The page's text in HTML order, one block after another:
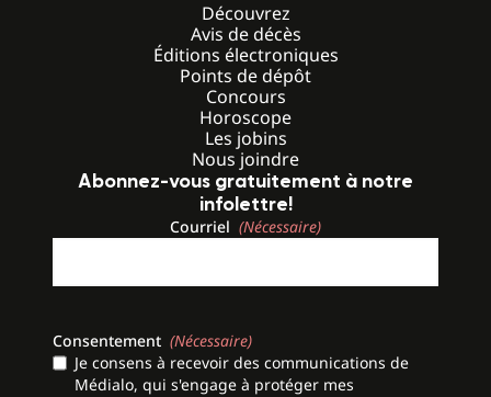
Découvrez
Avis de décès
Éditions électroniques
Points de dépôt
Concours
Horoscope
Les jobins
Nous joindre
Abonnez-vous gratuitement à notre
infolettre!
Courriel (Nécessaire)
Consentement (Nécessaire)
Je consens à recevoir des communications de
Médialo, qui s'engage à protéger mes